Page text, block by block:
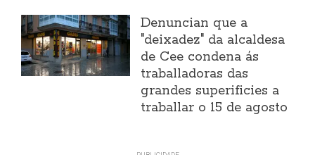
Denuncian que a
"deixadez" da alcaldesa
de Cee condena ás
traballadoras das
grandes superificies a
traballar o 15 de agosto